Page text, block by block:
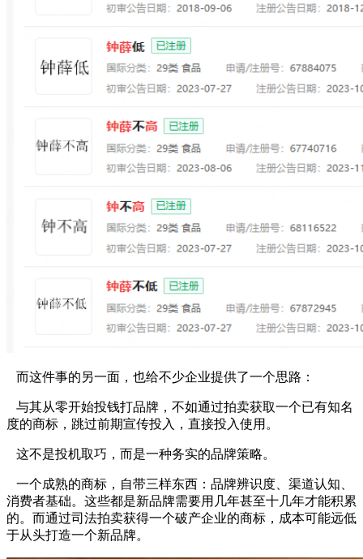
而这件事的另一面，也给不少企业提供了一个思路：
与其从零开始投钱打品牌，不如通过拍卖获取一个已有知名
度的商标，跳过前期宣传投入，直接投入使用。
这不是投机取巧，而是一种务实的品牌策略。
一个成熟的商标，自带三样东西：品牌辨识度、渠道认知、
消费者基础。这些都是新品牌需要用几年甚至十几年才能积累
的。而通过司法拍卖获得一个破产企业的商标，成本可能远低
于从头打造一个新品牌。